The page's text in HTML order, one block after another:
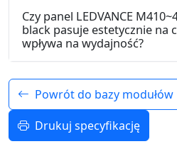
Czy panel LEDVANCE
black pasuje estetycznie na
wpływa na wydajność?
Powrót do bazy modułów
Drukuj specyfikację